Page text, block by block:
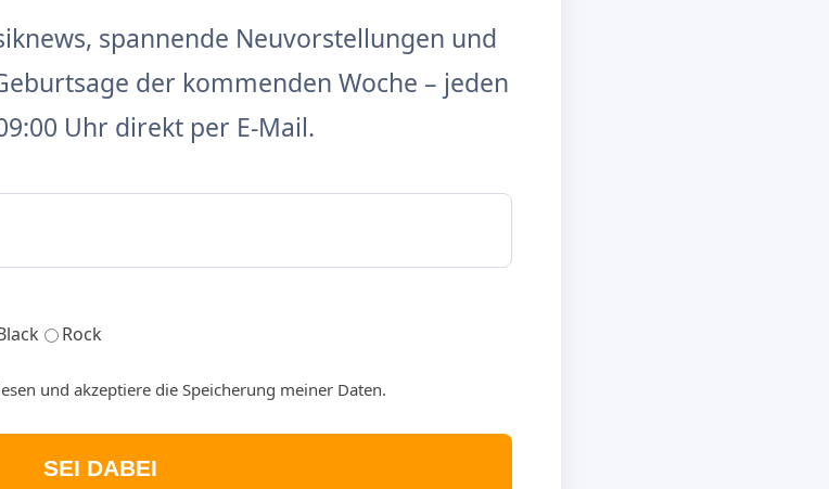
spannende Neuvorstellungen und
der kommenden Woche – jeden
Uhr direkt per E-Mail.
Rock
und akzeptiere die Speicherung meiner Daten.
SEI DABEI